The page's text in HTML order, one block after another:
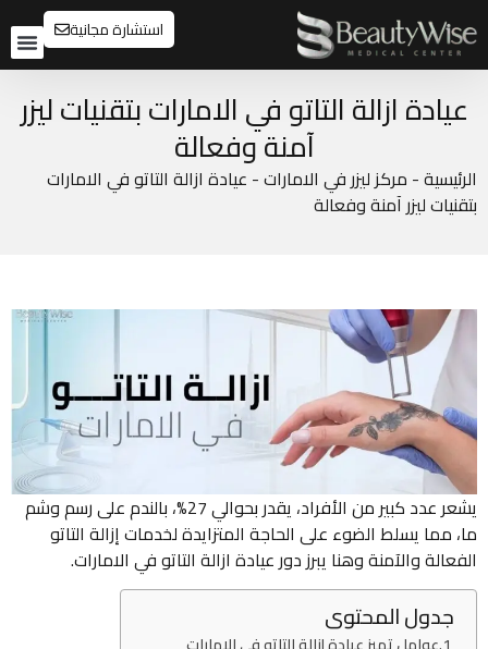
استشارة مجانية
عيادة ازالة التاتو في الامارات بتقنيات ليزر
آمنة وفعالة
الرئيسية- مركز ليزر في الامارات- عيادة ازالة التاتو في الامارات
بتقنيات ليزر آمنة وفعالة
يشعر عدد كبير من الأفراد، يقدر بحوالي 27%، بالندم على رسم وشم
ما، مما يسلط الضوء على الحاجة المتزايدة لخدمات إزالة التاتو
الفعالة والآمنة وهنا يبرز دور عيادة ازالة التاتو في الامارات.
جدول المحتوى